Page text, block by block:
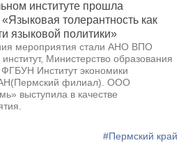
институте прошла
толерантность как
языковой политики»
мероприятия стали АНО ВПО
Министерство образования
Институт экономики
филиал). ООО
выступила в качестве
#Пермский край